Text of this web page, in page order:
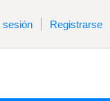
sesión Registrarse